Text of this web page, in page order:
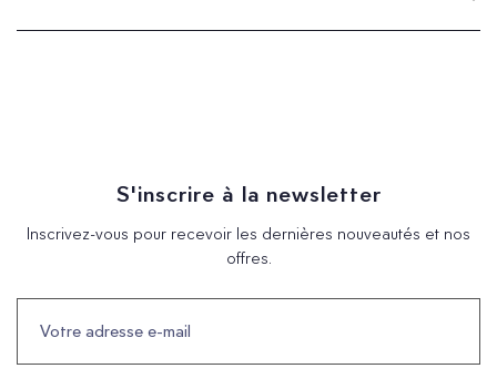
S'inscrire à la newsletter
Inscrivez-vous pour recevoir les dernières nouveautés et nos
offres.